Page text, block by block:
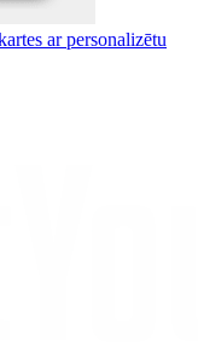
ar personalizētu